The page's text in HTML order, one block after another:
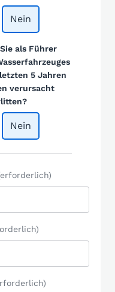
Nein
als Führer
5 Jahren
verursacht
Nein